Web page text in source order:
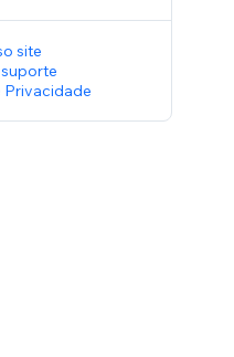
site
Privacidade